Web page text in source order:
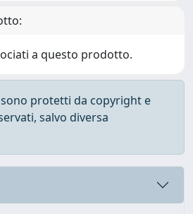
a questo prodotto.
protetti da copyright e
salvo diversa